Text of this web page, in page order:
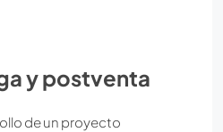
y postventa
de un proyecto